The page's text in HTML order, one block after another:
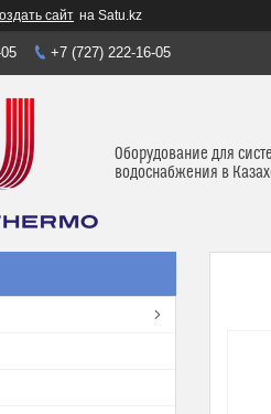
сайт на Satu.kz
+7 (727) 222-16-05
Оборудование для
водоснабжения в